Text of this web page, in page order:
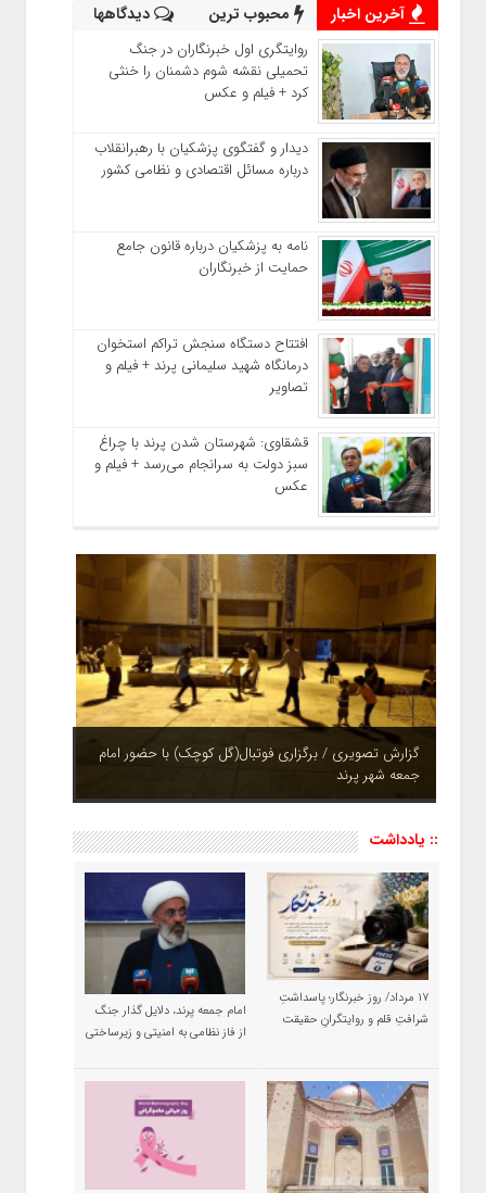
آخرین اخبار محبوب ترین دیدگاهها
روایتگری اول خبرنگاران در جنگ
تحمیلی نقشه شوم دشمنان را خنثی
کرد + فیلم و عکس
دیدار و گفتگوی پزشکیان با رهبرانقلاب
درباره مسائل اقتصادی و نظامی کشور
نامه به پزشکیان درباره قانون جامع
حمایت از خبرنگاران
افتتاح دستگاه سنجش تراکم استخوان
درمانگاه شهید سلیمانی پرند + فیلم و
تصاویر
قشقاوی: شهرستان شدن پرند با چراغ
سبز دولت به سرانجام می‌رسد + فیلم و
عکس
چشم نوازی بوستان های شهر پرند در فصل بهار + تصاویر
:: یادداشت
۱۷ مرداد/ روز خبرنگار؛ پاسداشتِ
شرافتِ قلم و روایتگرانِ حقیقت
امام جمعه پرند، دلایل گذار جنگ
از فاز نظامی به امنیتی و زیرساختی